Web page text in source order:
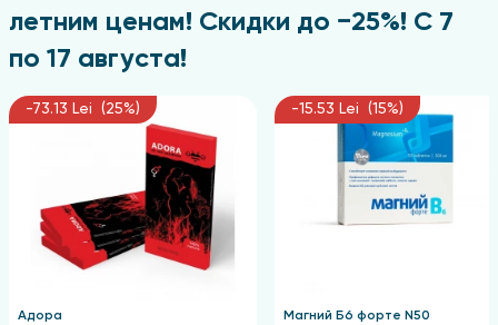
летним ценам! Скидки до −25%! С 7
по 17 августа!
-73.13 Lei (25%)
Адора
-15.53 Lei (15%)
Магний Б6 форте N50